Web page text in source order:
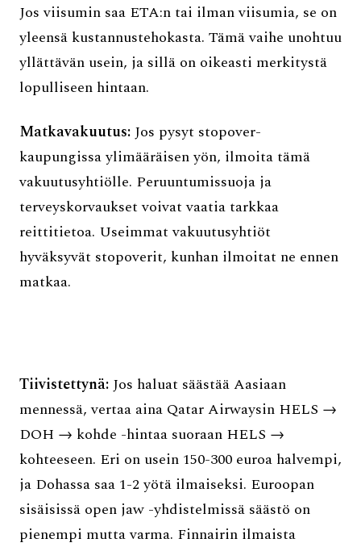
Jos viisumin saa ETA:n tai ilman viisumia, se on
yleensä kustannustehokasta. Tämä vaihe unohtuu
yllättävän usein, ja sillä on oikeasti merkitystä
lopulliseen hintaan.
Matkavakuutus: Jos pysyt stopover-
kaupungissa ylimääräisen yön, ilmoita tämä
vakuutusyhtiölle. Peruuntumissuoja ja
terveyskorvaukset voivat vaatia tarkkaa
reittitietoa. Useimmat vakuutusyhtiöt
hyväksyvät stopoverit, kunhan ilmoitat ne ennen
matkaa.
Tiivistettynä: Jos haluat säästää Aasiaan
mennessä, vertaa aina Qatar Airwaysin HELS →
DOH → kohde -hintaa suoraan HELS →
kohteeseen. Eri on usein 150-300 euroa halvempi,
ja Dohassa saa 1-2 yötä ilmaiseksi. Euroopan
sisäisissä open jaw -yhdistelmissä säästö on
pienempi mutta varma. Finnairin ilmaista